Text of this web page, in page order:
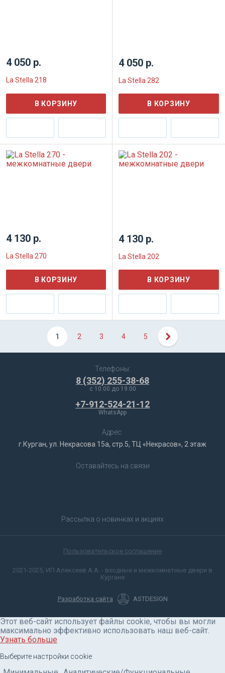
4 050 р.
La Stella 218
В КОРЗИНУ
4 050 р.
La Stella 282
В КОРЗИНУ
4 130 р.
La Stella 270
В КОРЗИНУ
4 130 р.
La Stella 202
В КОРЗИНУ
1 2 3 4 5
Телефоны:
8 (352) 255-38-68
c 10:00 до 19:00
+7-912-524-21-12
WhatsApp
Адрес:
г.Курган, ул. Некрасова 15а, стр.5, ТЦ «Некрасов», 2 этаж
Оставайтесь на связи
Рассылка о новинках и акциях
Пользовательское соглашение
2021-2025, ИП Алексеев А.А. - входные и межкомнатные двери в
Кургане
Разработка сайта ASTDESIGN
Этот веб-сайт использует файлы cookie, чтобы вы могли
максимально эффективно использовать наш веб-сайт.
Узнать больше
Выберите настройки cookie